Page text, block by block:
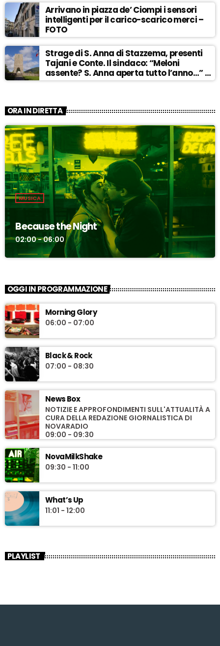
Arrivano in piazza de’ Ciompi i sensori
intelligenti per il carico-scarico merci –
FOTO
Strage di S. Anna di Stazzema, presenti
Tajani e Conte. Il sindaco: “Meloni
assente? S. Anna aperta tutto l’anno…” –
ASCOLTA
ORA IN DIRETTA
MUSICA
Because the Night
02:00 - 06:00
OGGI IN PROGRAMMAZIONE
Morning Glory
06:00 - 07:00
Black & Rock
07:00 - 08:30
News Box
NOTIZIE E APPROFONDIMENTI SULL'ATTUALITÀ A
CURA DELLA REDAZIONE GIORNALISTICA DI
NOVARADIO
09:00 - 09:30
NovaMilkShake
09:30 - 11:00
What’s Up
11:01 - 12:00
PLAYLIST